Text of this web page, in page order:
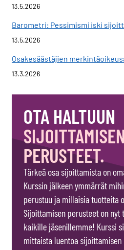
13.5.2026
Barometri: Pessimismi iski
13.5.2026
Osakesäästäjien
13.3.2026
OTA HALTUUN
SIJOITTAMISEN
PERUSTEET.
Tärkeä osa sijoittamista on
Kurssin jälkeen ymmärrät
perustuu ja millaisia tuotteita
Sijoittamisen perusteet on
kaikille jäsenillemme! Kurssi
mittaista luentoa sijoittamisen